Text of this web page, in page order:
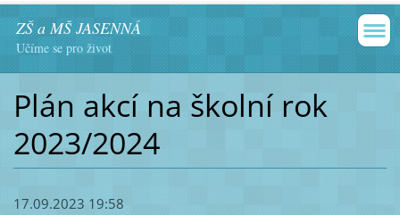
ZŠ a MŠ JASENNÁ
Učíme se pro život
Plán akcí na školní rok
2023/2024
17.09.2023 19:58